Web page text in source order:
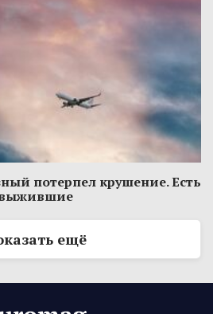
потерпел крушение. Есть
ещё